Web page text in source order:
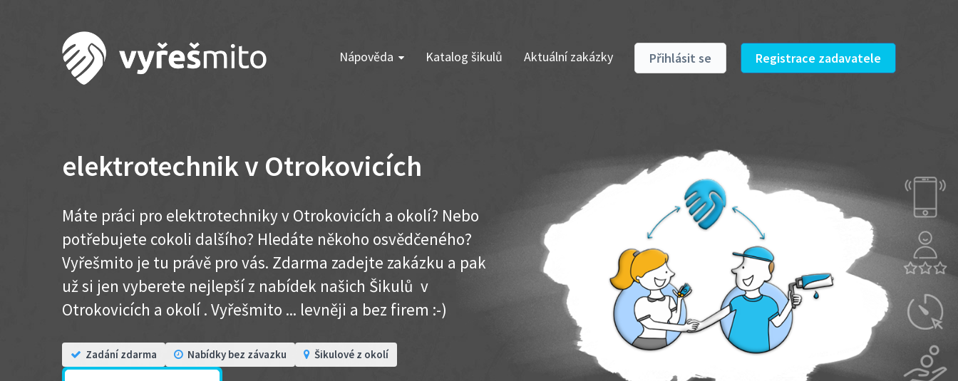
Nápověda Katalog šikulů Aktuální zakázky Přihlásit se Registrace zadavatele
elektrotechnik v Otrokovicích
Máte práci pro elektrotechniky v Otrokovicích a okolí? Nebo
potřebujete cokoli dalšího? Hledáte někoho osvědčeného?
Vyřešmito je tu právě pro vás. Zdarma zadejte zakázku a pak
už si jen vyberete nejlepší z nabídek našich Šikulů v
Otrokovicích a okolí . Vyřešmito ... levněji a bez firem :-)
Zadání zdarma Nabídky bez závazku Šikulové z okolí